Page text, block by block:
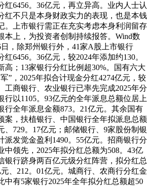
红6456。36亿元，再立异高。业内人士认
红不只是本身财政实力的表现，也是本钱
。上市银行需正在充实考虑本身利润留存
本上，为投资者创制持续报答。Wind数
，除郑州银行外，41家A股上市银行
红6456。36亿元，较2024年添加约130。
高；13家银行分红比例超30%。国有六大
”，2025年拟合计现金分红4274亿元，较
工商银行、农业银行已率先完成2025年分
行以1105。93亿元的全年派息总额位居上
行全年派息金额873。21亿元。其余国有
案，扶植银行、中国银行全年拟派息总额
、729。17亿元；邮储银行、9家股份制银
派发觉金盈利1490。55亿元。招商银行分
中领先，2025年拟分红总额为508。43亿
银行跻身两百亿元级分红阵营，拟分红总
、212。01亿元。城商行、农商行分红金
中有5家银行2025年全年拟分红总额超50